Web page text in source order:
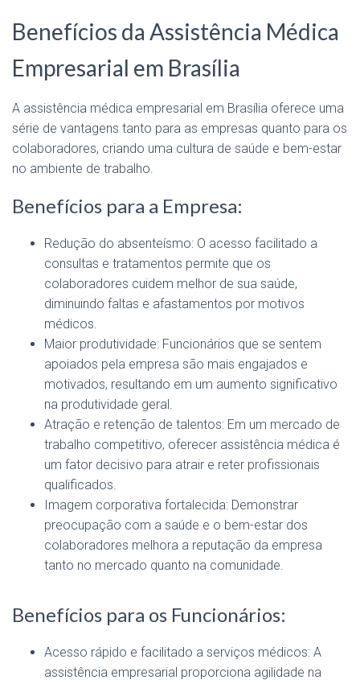
Benefícios da Assistência Médica
Empresarial em Brasília
A assistência médica empresarial em Brasília oferece uma
série de vantagens tanto para as empresas quanto para os
colaboradores, criando uma cultura de saúde e bem-estar
no ambiente de trabalho.
Benefícios para a Empresa:
Redução do absenteísmo: O acesso facilitado a
consultas e tratamentos permite que os
colaboradores cuidem melhor de sua saúde,
diminuindo faltas e afastamentos por motivos
médicos.
Maior produtividade: Funcionários que se sentem
apoiados pela empresa são mais engajados e
motivados, resultando em um aumento significativo
na produtividade geral.
Atração e retenção de talentos: Em um mercado de
trabalho competitivo, oferecer assistência médica é
um fator decisivo para atrair e reter profissionais
qualificados.
Imagem corporativa fortalecida: Demonstrar
preocupação com a saúde e o bem-estar dos
colaboradores melhora a reputação da empresa
tanto no mercado quanto na comunidade.
Benefícios para os Funcionários:
Acesso rápido e facilitado a serviços médicos: A
assistência empresarial proporciona agilidade na